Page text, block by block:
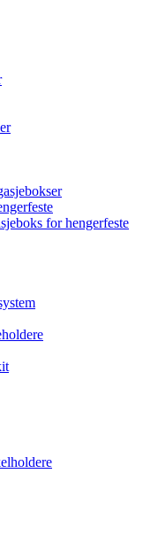
for hengerfeste